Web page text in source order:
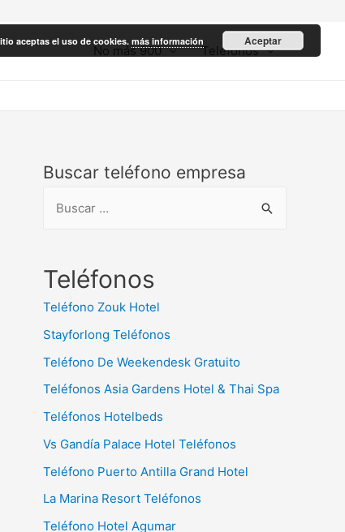
No más 900 Teléfonos
Buscar teléfono empresa
c
:
Teléfonos
Teléfono Zouk Hotel
Stayforlong Teléfonos
Teléfono De Weekendesk Gratuito
Teléfonos Asia Gardens Hotel & Thai Spa
Teléfonos Hotelbeds
Vs Gandía Palace Hotel Teléfonos
Teléfono Puerto Antilla Grand Hotel
La Marina Resort Teléfonos
Teléfono Hotel Agumar
aceptas el uso de cookies. más información Aceptar